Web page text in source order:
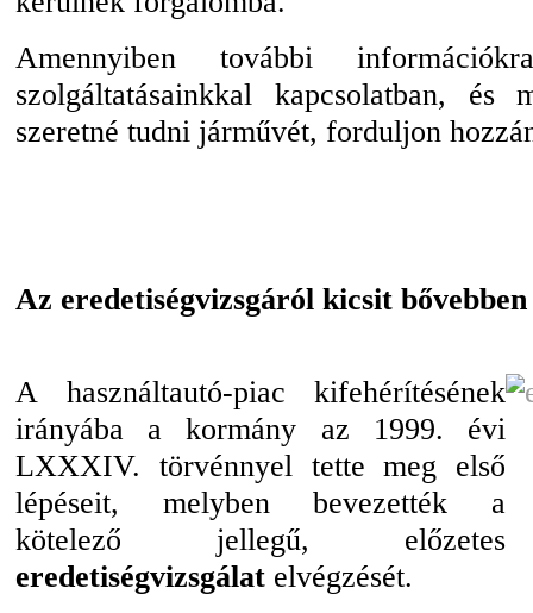
Amennyiben további
szolgáltatásainkkal kapcsolatban, és
szeretné tudni járművét, forduljon
Az eredetiségvizsgáról kicsit bővebben
A használtautó-piac kifehérítésének
irányába a kormány az 1999. évi
LXXXIV. törvénnyel tette meg első
lépéseit, melyben bevezették a
kötelező jellegű, előzetes
eredetiségvizsgálat elvégzését.